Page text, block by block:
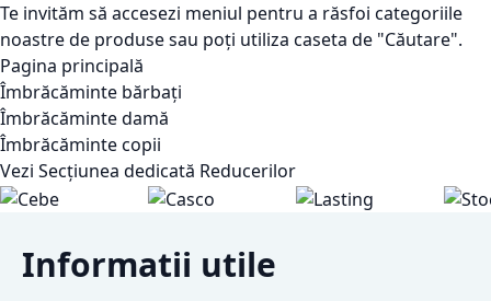
Te invităm să accesezi meniul pentru a răsfoi categoriile
noastre de produse sau poți utiliza caseta de "Căutare".
Pagina principală
Îmbrăcăminte bărbați
Îmbrăcăminte damă
Îmbrăcăminte copii
Vezi Secțiunea dedicată Reducerilor
Informatii utile